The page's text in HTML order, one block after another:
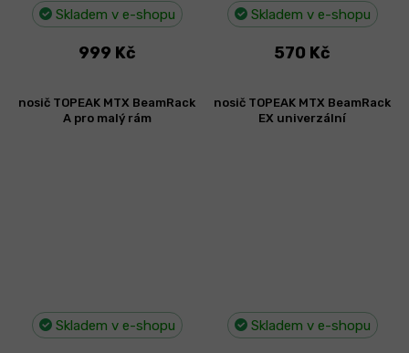
Skladem v e-shopu
999 Kč
Skladem v e-shopu
570 Kč
nosič TOPEAK MTX BeamRack
A pro malý rám
Skladem v e-shopu
nosič TOPEAK MTX BeamRack
EX univerzální
Skladem v e-shopu